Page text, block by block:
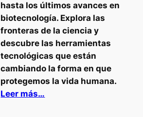
hasta los últimos avances en
biotecnología. Explora las
fronteras de la ciencia y
descubre las herramientas
tecnológicas que están
cambiando la forma en que
protegemos la vida humana.
Leer más…